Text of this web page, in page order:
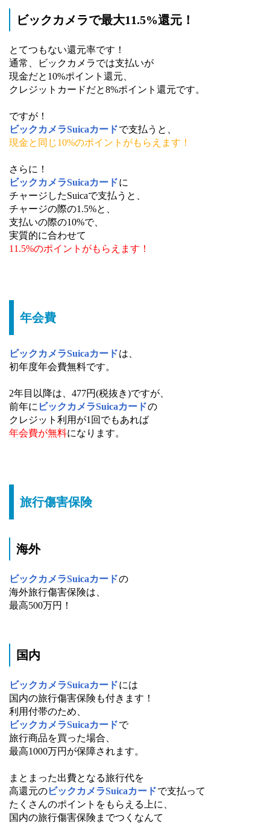
ビックカメラで最大11.5%還元！
とてつもない還元率です！
通常、ビックカメラでは支払いが
現金だと10%ポイント還元、
クレジットカードだと8%ポイント還元です。
ですが！
ビックカメラSuicaカードで支払うと、
現金と同じ10%のポイントがもらえます！
さらに！
ビックカメラSuicaカードに
チャージしたSuicaで支払うと、
チャージの際の1.5%と、
支払いの際の10%で、
実質的に合わせて
11.5%のポイントがもらえます！
年会費
ビックカメラSuicaカードは、
初年度年会費無料です。
2年目以降は、477円(税抜き)ですが、
前年に ビックカメラSuicaカードの
クレジット利用が1回でもあれば
年会費が無料になります。
旅行傷害保険
海外
ビックカメラSuicaカードの
海外旅行傷害保険は、
最高500万円！
国内
ビックカメラSuicaカードには
国内の旅行傷害保険も付きます！
利用付帯のため、
ビックカメラSuicaカードで
旅行商品を買った場合、
最高1000万円が保障されます。
まとまった出費となる旅行代を
高還元のビックカメラSuicaカードで支払って
たくさんのポイントをもらえる上に、
国内の旅行傷害保険までつくなんて